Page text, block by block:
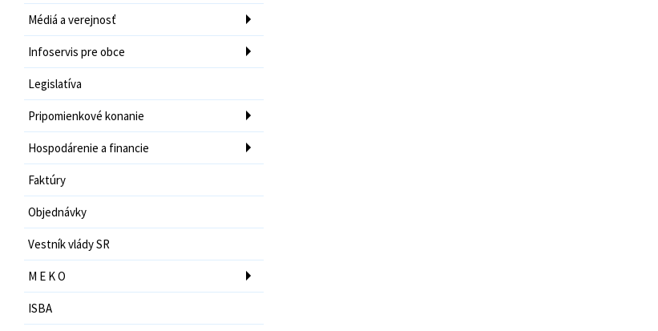
Médiá a verejnosť
Infoservis pre obce
Legislatíva
Pripomienkové konanie
Hospodárenie a financie
Faktúry
Objednávky
Vestník vlády SR
M E K O
ISBA